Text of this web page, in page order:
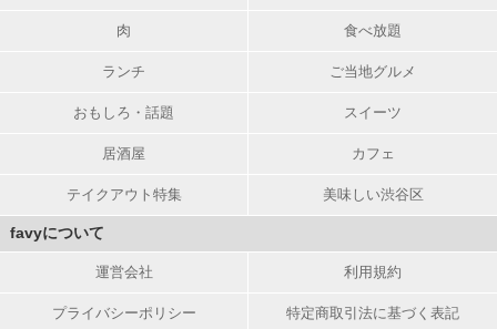
肉 食べ放題
ランチ ご当地グルメ
おもしろ・話題 スイーツ
居酒屋 カフェ
テイクアウト特集 美味しい渋谷区
favyについて
運営会社 利用規約
プライバシーポリシー 特定商取引法に基づく表記